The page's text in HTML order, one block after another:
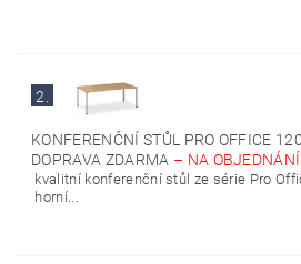
2.
KONFERENČNÍ STŮL PRO OFFICE
DOPRAVA ZDARMA – NA OBJEDNÁNÍ
kvalitní konferenční stůl ze série Pro
horní...